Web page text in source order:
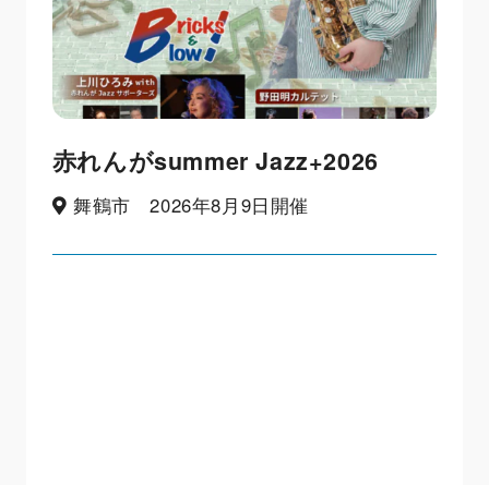
赤れんがsummer Jazz+2026
舞鶴市 2026年8月9日開催